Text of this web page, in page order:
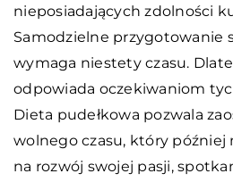
nieposiadających zdolności
Samodzielne przygotowanie
wymaga niestety czasu.
odpowiada oczekiwaniom
Dieta pudełkowa pozwala
wolnego czasu, który później
na rozwój swojej pasji,